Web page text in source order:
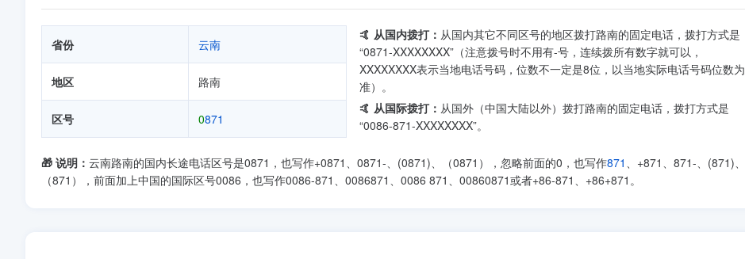
省份 云南
地区 路南
区号 0871
🤙 从国内拨打： 从国内其它不同区号的地区拨打路南的固定电话，拨打方式是
“0871-XXXXXXXX”（注意拨号时不用有-号，连续拨所有数字就可以，
XXXXXXXX表示当地电话号码，位数不一定是8位，以当地实际电话号码位数为
准）。
🤙 从国际拨打： 从国外（中国大陆以外）拨打路南的固定电话，拨打方式是
“0086-871-XXXXXXXX”。
🎁 说明： 云南路南的国内长途电话区号是0871，也写作+0871、0871-、(0871)、（0871），忽略前面的0，也写作871 、+871、871-、(871)、
（871），前面加上中国的国际区号0086，也写作0086-871、0086871、0086 871、00860871或者+86-871、+86+871。